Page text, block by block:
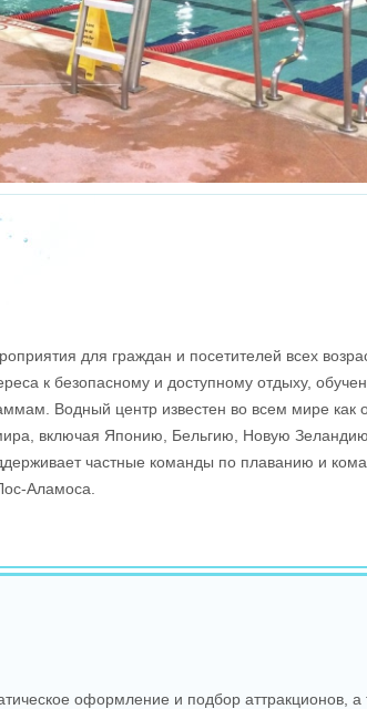
для граждан и посетителей всех
к безопасному и доступному отдыху,
Водный центр известен во всем мире как
включая Японию, Бельгию, Новую
частные команды по плаванию и
Аламоса.
оформление и подбор аттракционов, а